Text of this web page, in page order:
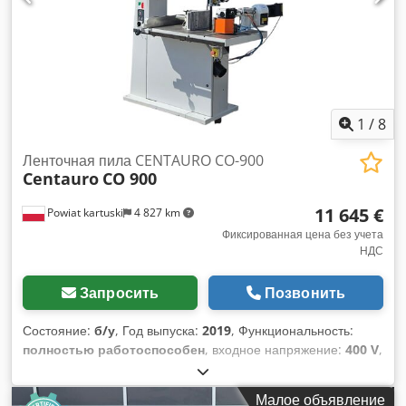
380В - габариты (д/ш/в): 1600x1100x2400 мм - вес: 860 кг
Подача: - металлический зубчатый приводной ролик - пять
скоростей подачи с переключением на ремне - высота
ролика: 30 мм - двигатель подачи: 0,75 кВт - прижим
1 /8
Powiat kartuski 4 827 km
Ленточная пила CENTAURO CO-900
Centauro CO 900
11 645 €
Фиксированная цена без учета
НДС
Запросить Позвонить
Состояние: б/у, Год выпуска: 2019, Функциональность:
полностью работоспособен, входное напряжение: 400 V,
, тип входного тока:
высота резки (макс.):540 мм, максимальная ширина резки:
Малое объявление